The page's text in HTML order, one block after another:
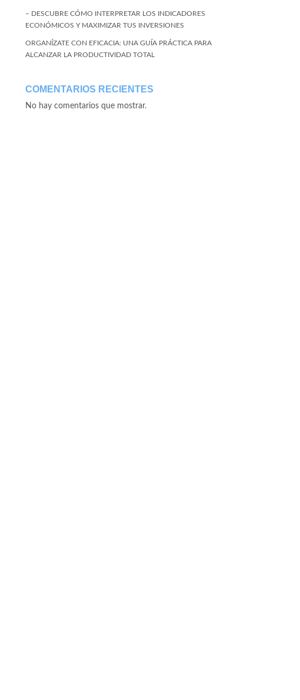
– DESCUBRE CÓMO INTERPRETAR LOS INDICADORES
ECONÓMICOS Y MAXIMIZAR TUS INVERSIONES
ORGANÍZATE CON EFICACIA: UNA GUÍA PRÁCTICA PARA
ALCANZAR LA PRODUCTIVIDAD TOTAL
COMENTARIOS RECIENTES
No hay comentarios que mostrar.